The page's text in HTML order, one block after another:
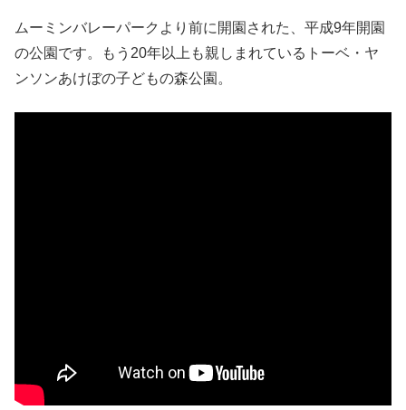
ムーミンバレーパークより前に開園された、平成9年開園
の公園です。もう20年以上も親しまれているトーベ・ヤ
ンソンあけぼの子どもの森公園。